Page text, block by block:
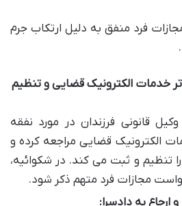
فرد منفق به دلیل ارتکاب جرم
دفاتر خدمات الکترونیک قضایی و تنظیم
قانونی فرزندان در مورد نفقه
الکترونیک قضایی مراجعه کرده و
تنظیم و ثبت می کند. در شکوائیه،
مجازات فرد متهم ذکر شود.